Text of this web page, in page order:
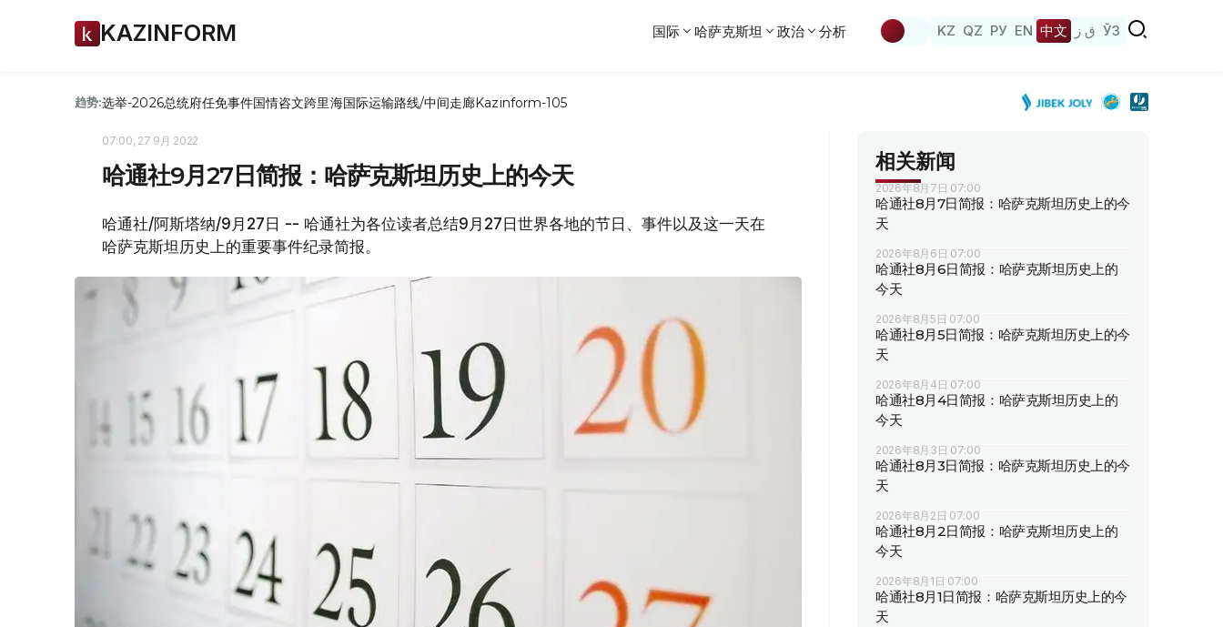
KAZINFORM 国际 哈萨克斯坦 政治 分析 KZ QZ РУ EN 中文 ق ز ЎЗ
趋势:选举-2026总统府任免事件国情咨文跨里海国际运输路线/中间走廊Kazinform-105
07:00, 27 9月 2022
哈通社9月27日简报：哈萨克斯坦历史上的今天
哈通社/阿斯塔纳/9月27日 -- 哈通社为各位读者总结9月27日世界各地的节日、事件以及这一天在
哈萨克斯坦历史上的重要事件纪录简报。
相关新闻
2026年8月7日 07:00
哈通社8月7日简报：哈萨克斯坦历史上的今
天
2026年8月6日 07:00
哈通社8月6日简报：哈萨克斯坦历史上的
今天
2026年8月5日 07:00
哈通社8月5日简报：哈萨克斯坦历史上的今
天
2026年8月4日 07:00
哈通社8月4日简报：哈萨克斯坦历史上的
今天
2026年8月3日 07:00
哈通社8月3日简报：哈萨克斯坦历史上的今
天
2026年8月2日 07:00
哈通社8月2日简报：哈萨克斯坦历史上的
今天
2026年8月1日 07:00
哈通社8月1日简报：哈萨克斯坦历史上的今
天